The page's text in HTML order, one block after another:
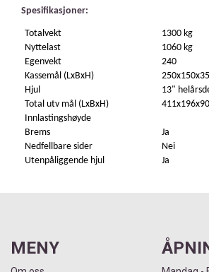
Spesifikasjoner:
Totalvekt
1300 kg
Nyttelast
1060 kg
Egenvekt
240
Kassemål (LxBxH)
Hjul
13"
Total utv mål (LxBxH)
Innlastingshøyde
Brems
Ja
Nedfellbare sider
Nei
Utenpåliggende hjul
Ja
MENY